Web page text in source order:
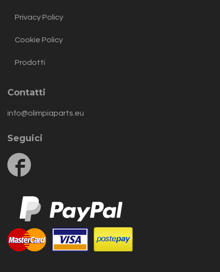
Privacy Policy
Cookie Policy
Prodotti
Contatti
info@olimpiaparts.eu
Seguici
us